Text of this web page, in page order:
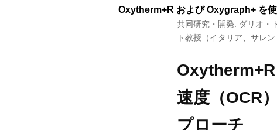
Oxytherm+R および Oxygraph+ を
共同研究・開発: ダリオ・
ト教授（イタリア、サレン
速度（OCR
プローチ